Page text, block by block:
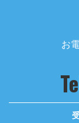
2024/06/13
年末年始休業
お